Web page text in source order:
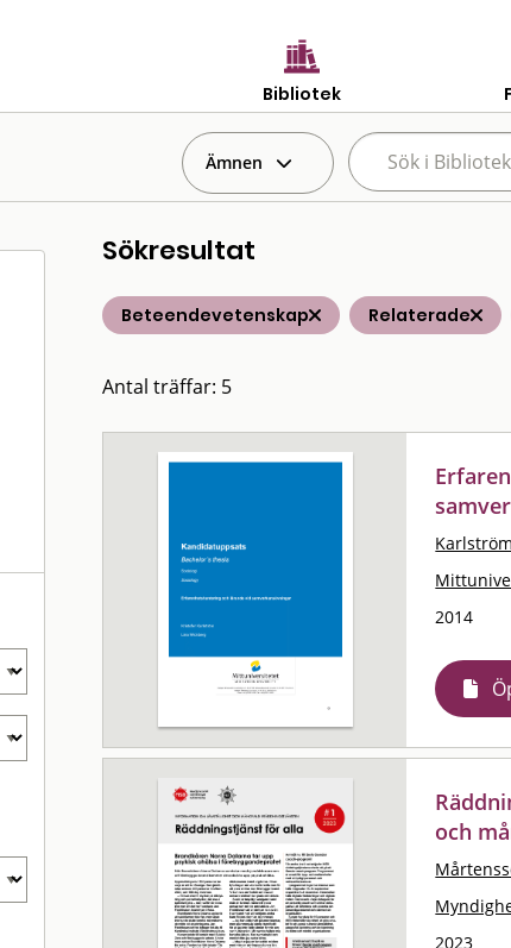
Bibliotek
Ämnen
Sökresultat
Beteendevetenskap Relaterade
Antal träffar: 5
2014
och
2023